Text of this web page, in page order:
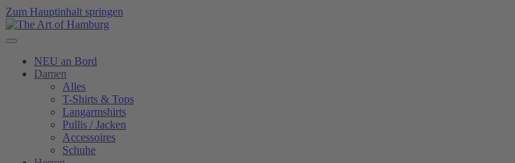
Zum Hauptinhalt springen
NEU an Bord
Damen
Alles
T-Shirts & Tops
Langarmshirts
Pullis / Jacken
Accessoires
Schuhe